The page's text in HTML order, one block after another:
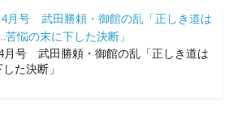
月号 武田勝頼・御館の乱「正しき道は
た決断」